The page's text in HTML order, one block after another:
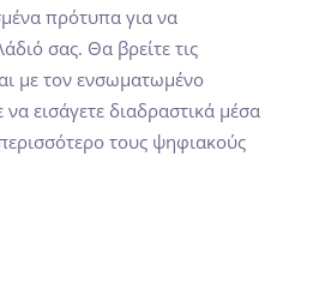
πρότυπα για να
σας. Θα βρείτε τις
με τον ενσωματωμένο
εισάγετε διαδραστικά μέσα
τους ψηφιακούς